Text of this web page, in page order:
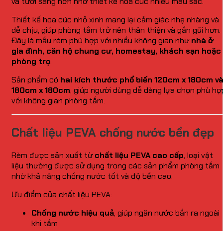
Thiết kế hoa cúc nhỏ xinh mang lại cảm giác nhẹ nhàng và
dễ chịu, giúp phòng tắm trở nên thân thiện và gần gũi hơn.
Đây là mẫu rèm phù hợp với nhiều không gian nhưnhà ở
gia đình, căn hộ chung cư, homestay, khách sạn hoặc
phòng trọ.
Sản phẩm có hai kích thước phổ biến 120cm x 180cm và
180cm x 180cm, giúp người dùng dễ dàng lựa chọn phù
với không gian phòng tắm.
Chất liệu PEVA chống nước bền đẹp
Rèm được sản xuất từchất liệu PEVA cao cấp, loại vật
liệu thường được sử dụng trong các sản phẩm phòng tắm
nhờ khả năng chống nước tốt và độ bền cao.
Ưu điểm của chất liệu PEVA:
Chống nước hiệu quả, giúp ngăn nước bắn ra ngoài
khi tắm